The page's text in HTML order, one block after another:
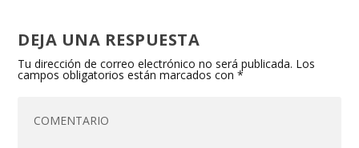
DEJA UNA RESPUESTA
Tu dirección de correo electrónico no será publicada. Los
campos obligatorios están marcados con*